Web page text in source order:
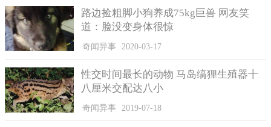
温馨小提示：有关于手机密码或者是个人隐私等的软件，设
路边捡粗脚小狗养成75kg巨兽 网友笑
道：脸没变身体很惊
奇闻异事 2020-03-17
性交时间最长的动物 马岛缟狸生殖器十
八厘米交配达八小
奇闻异事 2019-07-18